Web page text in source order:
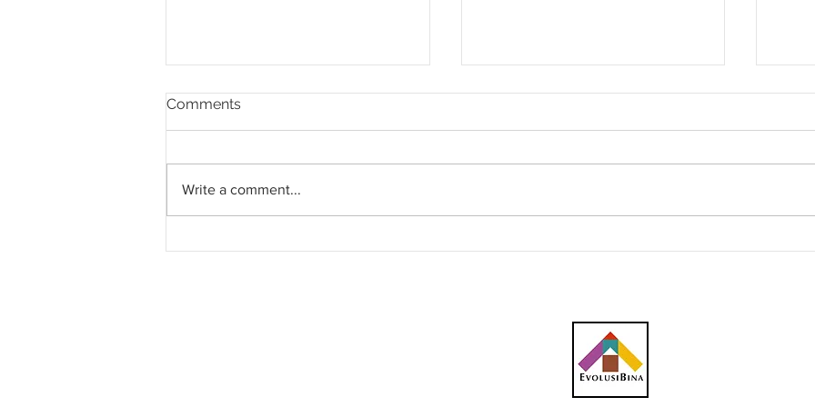
Comments
Write a comment...